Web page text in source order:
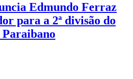
Edmundo Ferraz
para a 2ª divisão do
Paraibano